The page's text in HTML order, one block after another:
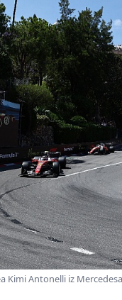
Kimi Antonelli iz